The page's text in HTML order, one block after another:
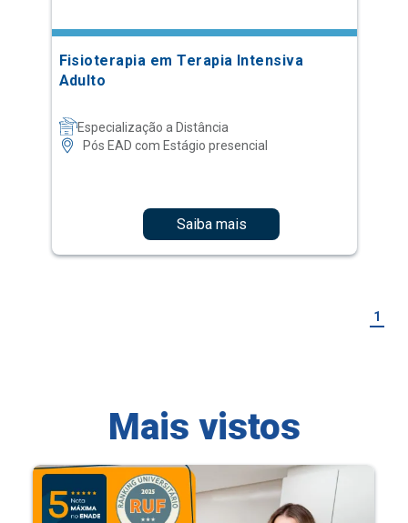
Fisioterapia em Terapia Intensiva
Adulto
Especialização a Distância
Pós EAD com Estágio presencial
Saiba mais
1
Mais vistos